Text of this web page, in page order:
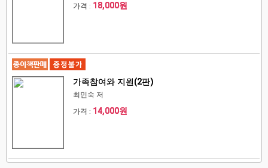
가격 : 18,000원
가족참여와 지원(2판)
최민숙 저
가격 : 14,000원